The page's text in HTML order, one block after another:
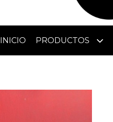
INICIO PRODUCTOS